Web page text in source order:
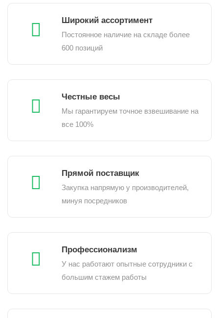
Широкий ассортимент
Постоянное наличие на складе более
600 позиций
Честные весы
Мы гарантируем точное взвешивание на
все 100%
Прямой поставщик
Закупка напрямую у производителей,
минуя посредников
Профессионализм
У нас работают опытные сотрудники с
большим стажем работы